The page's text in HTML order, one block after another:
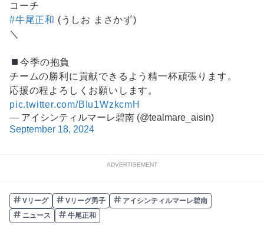
コーチ
#牛尾正和 (うしお まさかず)
＼
今季の抱負
チームの勝利に貢献できるよう精一杯頑張ります。
応援の程よろしくお願いします。
pic.twitter.com/BIu1WzkcmH
— アイシンティルマーレ碧南 (@tealmare_aisin)
September 18, 2024
ADVERTISEMENT
Vリーグ Vリーグ男子
アイシンティルマーレ碧南
ニュース
牛尾正和